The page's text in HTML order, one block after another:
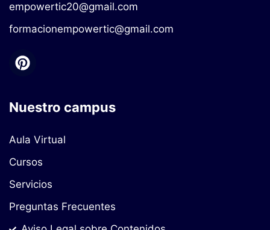
empowertic20@gmail.com
formacionempowertic@gmail.com
Nuestro campus
Aula Virtual
Cursos
Servicios
Preguntas Frecuentes